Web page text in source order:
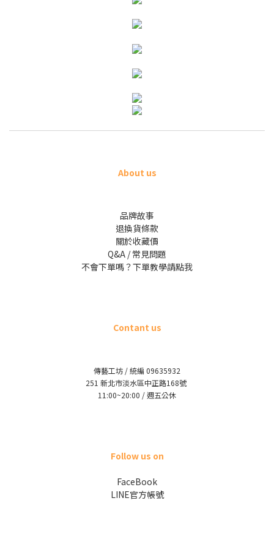
About us
品牌故事
退換貨條款
關於收藏價
Q&A / 常見問題
不會下單嗎？下單教學請點我
Contant us
傳藝工坊 / 統編 09635932
251 新北市淡水區中正路168號
11:00~20:00 / 週五公休
Follow us on
FaceBook
LINE官方帳號